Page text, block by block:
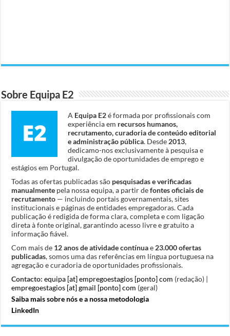
Sobre Equipa E2
A Equipa E2é formada por profissionais com
experiência em recursos humanos,
recrutamento, curadoria de conteúdo editorial
e administração pública. Desde 2013,
dedicamo-nos exclusivamente à pesquisa e
divulgação de oportunidades de emprego e
estágios em Portugal.
Todas as ofertas publicadas são pesquisadas e verificadas
manualmente pela nossa equipa, a partir defontes oficiais de
recrutamento — incluindo portais governamentais, sites
institucionais e páginas de entidades empregadoras. Cada
publicação é redigida de forma clara, completa e com ligação
direta à fonte original, garantindo acesso livre e gratuito a
informação fiável.
Com mais de 12 anos de atividade contínuae 23.000 ofertas
publicadas, somos uma das referências em língua portuguesa na
agregação e curadoria de oportunidades profissionais.
Contacto: equipa [at] empregoestagios [ponto] com (redação) |
empregoestagios [at] gmail [ponto] com (geral)
Saiba mais sobre nós e a nossa metodologia
LinkedIn